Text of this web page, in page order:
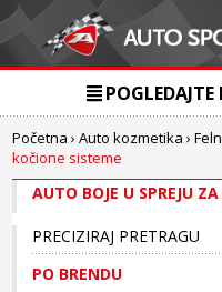
Početna ›Auto kozmetika ›
kočione sisteme
AUTO BOJE U SPREJU
PRECIZIRAJ PRETRAGU
PO BRENDU